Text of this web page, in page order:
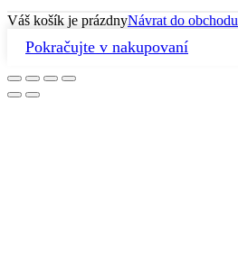
Váš košík je prázdnyNávrat do obchodu
Pokračujte v nakupovaní